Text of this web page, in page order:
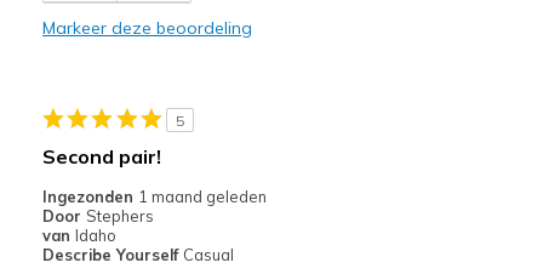
Travel
Width
Feels true to width
Sizing
View On Shoes
I'm Into Shoes
Markeer deze beoordeling
5
Second pair!
Ingezonden 1 maand geleden
Door Stephers
van Idaho
Describe Yourself Casual